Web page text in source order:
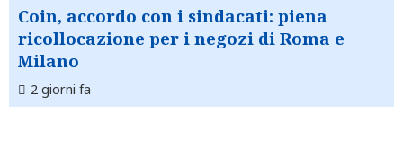
Coin, accordo con i sindacati: piena
ricollocazione per i negozi di Roma e
Milano
2 giorni fa